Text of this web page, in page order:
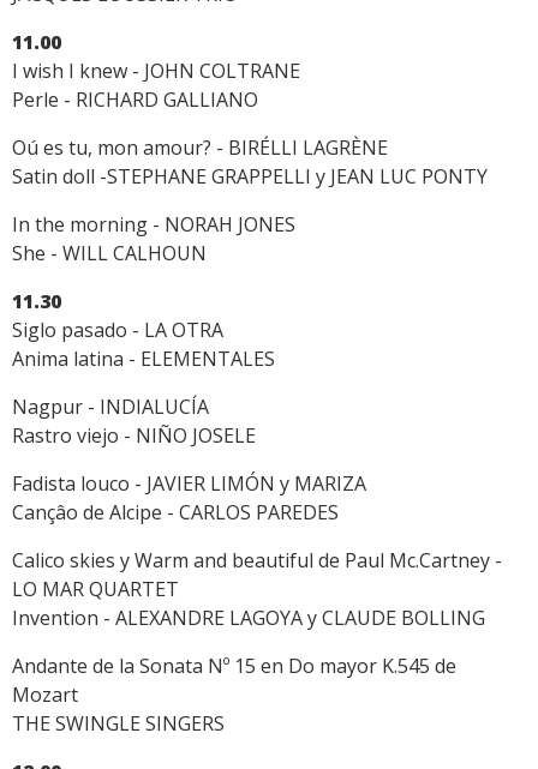
11.00
I wish I knew - JOHN COLTRANE
Perle - RICHARD GALLIANO
Oú es tu, mon amour? - BIRÉLLI LAGRÈNE
Satin doll -STEPHANE GRAPPELLI y JEAN LUC PONTY
In the morning - NORAH JONES
She - WILL CALHOUN
11.30
Siglo pasado - LA OTRA
Anima latina - ELEMENTALES
Nagpur - INDIALUCÍA
Rastro viejo - NIÑO JOSELE
Fadista louco - JAVIER LIMÓN y MARIZA
Cançâo de Alcipe - CARLOS PAREDES
Calico skies y Warm and beautiful de Paul Mc.Cartney -
LO MAR QUARTET
Invention - ALEXANDRE LAGOYA y CLAUDE BOLLING
Andante de la Sonata Nº 15 en Do mayor K.545 de
Mozart
THE SWINGLE SINGERS